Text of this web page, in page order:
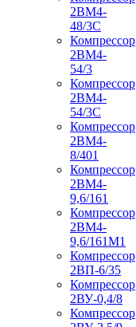
2ВМ4-
48/3С
Компрессор
2ВМ4-
54/3
Компрессор
2ВМ4-
54/3С
Компрессор
2ВМ4-
8/401
Компрессор
2ВМ4-
9,6/161
Компрессор
2ВМ4-
9,6/161М1
Компрессор
2ВП-6/35
Компрессор
2ВУ-0,4/8
Компрессор